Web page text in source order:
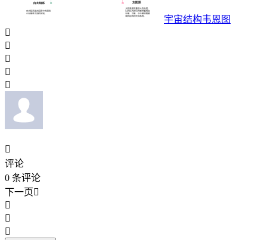
宇宙结构韦恩图






评论
0 条评论
下一页


